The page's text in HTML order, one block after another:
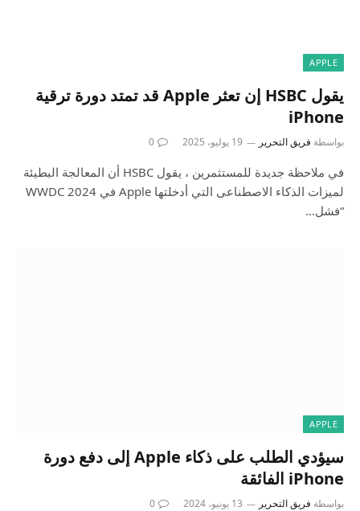
APPLE
يقول HSBC إن تعثر Apple قد تمتد دورة ترقية
iPhone
بواسطة فريق التحرير 19 يوليو، 2025 0
في ملاحظة جديدة للمستثمرين ، يقول HSBC أن المعالجة البطيئة
لميزات الذكاء الاصطناعى التي أدخلتها Apple في WWDC 2024
“فشل…
APPLE
سيؤدي الطلب على ذكاء Apple إلى دفع دورة
iPhone الفائقة
بواسطة فريق التحرير 13 يونيو، 2024 0